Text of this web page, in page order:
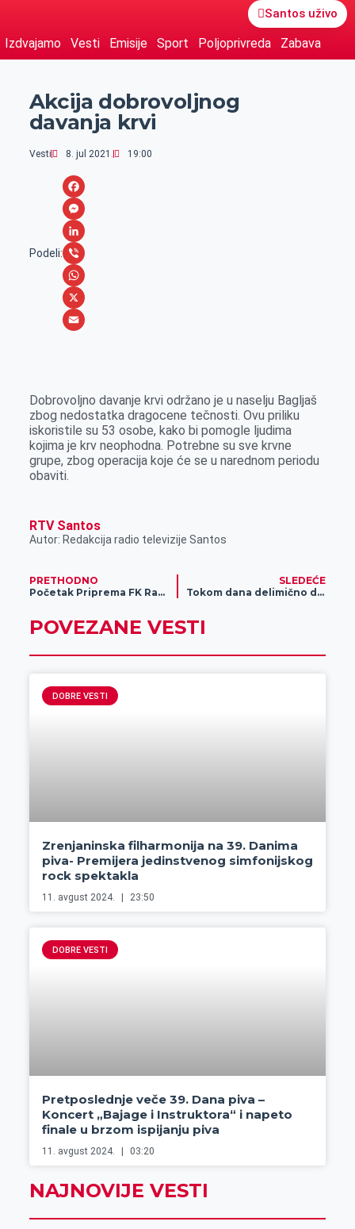
Santos uživo
Izdvajamo Vesti Emisije Sport Poljoprivreda Zabava
Akcija dobrovoljnog
davanja krvi
Vesti 8. jul 2021. 19:00
Podeli:
F
a
c
e
b
o
M
e
s
s
e
r
L
i
n
k
n
V
i
b
W
h
A
p
p
X
i
l
Dobrovoljno davanje krvi održano je u naselju Bagljaš
zbog nedostatka dragocene tečnosti. Ovu priliku
iskoristile su 53 osobe, kako bi pomogle ljudima
kojima je krv neophodna. Potrebne su sve krvne
grupe, zbog operacija koje će se u narednom periodu
obaviti.
RTV Santos
Autor: Redakcija radio televizije Santos
PRETHODNO
Početak Priprema FK Radnički
SLEDEĆE
Tokom dana delimično do potpuno oblačno
POVEZANE VESTI
DOBRE VESTI
Zrenjaninska filharmonija na 39. Danima
piva- Premijera jedinstvenog simfonijskog
rock spektakla
11. avgust 2024. 23:50
DOBRE VESTI
Pretposlednje veče 39. Dana piva –
Koncert „Bajage i Instruktora“ i napeto
finale u brzom ispijanju piva
11. avgust 2024. 03:20
NAJNOVIJE VESTI